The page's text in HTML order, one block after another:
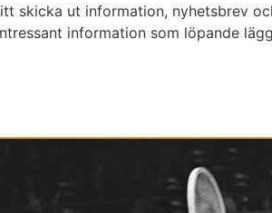
skicka ut information, nyhetsbrev
information som löpande